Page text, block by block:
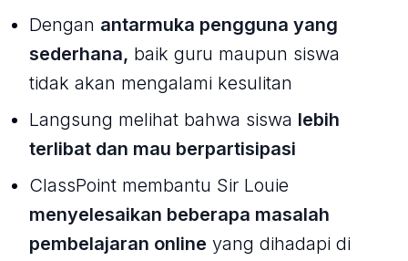
Dengan antarmuka pengguna yang
sederhana, baik guru maupun siswa
tidak akan mengalami kesulitan
Langsung melihat bahwa siswa lebih
terlibat dan mau berpartisipasi
ClassPoint membantu Sir Louie
menyelesaikan beberapa masalah
pembelajaran online yang dihadapi di